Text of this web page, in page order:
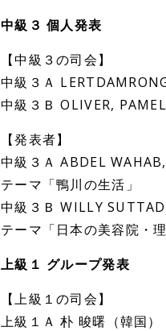
中級３ 個人発表
【中級３の司会】
中級３Ａ
中級３Ｂ OLIVER,
【発表者】
中級３Ａ ABDEL
テーマ「鴨川の生活」
中級３Ｂ WILLY
テーマ「日本の美容院・
上級１ グループ発表
【上級１の司会】
上級１Ａ 朴 晙曙（韓国）